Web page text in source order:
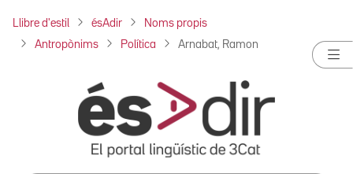
Llibre d'estil ésAdir Noms propis
Antropònims Política Arnabat, Ramon